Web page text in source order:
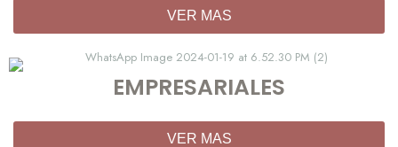
VER MAS
EMPRESARIALES
VER MAS